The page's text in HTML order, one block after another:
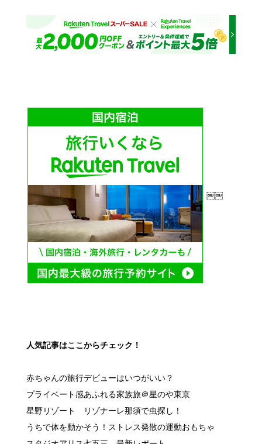
￼￼
人気記事はここからチェック！
赤ちゃんの旅行デビューはいつがいい？
プライベート感あふれる家族旅＠星のや東京
星野リゾート リゾナーレ那須で虫探し！
うちで体を動かそう！ストレス発散の運動おもちゃ